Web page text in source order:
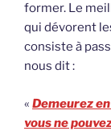
former. Le
qui dévorent
consiste à
nous dit :
« Demeurez
vous ne